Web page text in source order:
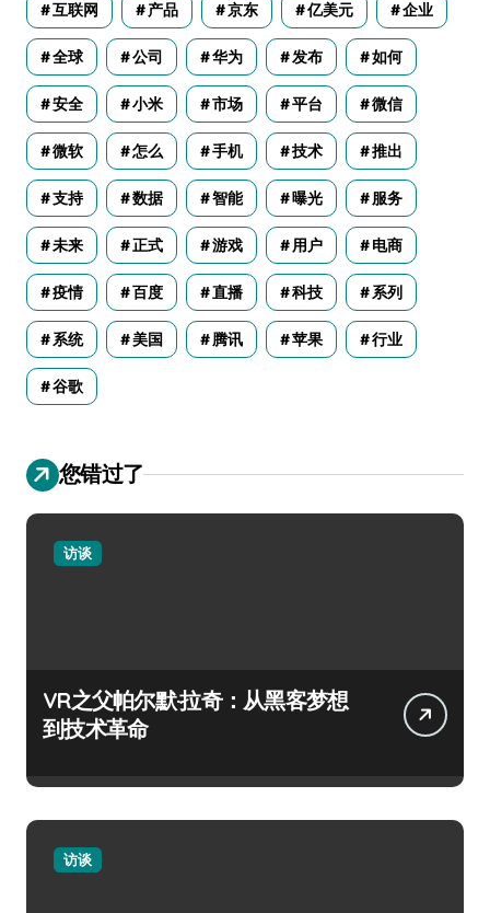
互联网 产品 京东 亿美元 企业
全球 公司 华为 发布 如何
安全 小米 市场 平台 微信
微软 怎么 手机 技术 推出
支持 数据 智能 曝光 服务
未来 正式 游戏 用户 电商
疫情 百度 直播 科技 系列
系统 美国 腾讯 苹果 行业
谷歌
您错过了
访谈
VR之父帕尔默·拉奇：从黑客梦想
到技术革命
访谈